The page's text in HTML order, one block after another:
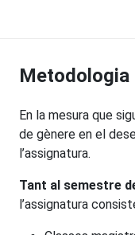
En la mesura que
de gènere en el
l’assignatura.
Tant al semestre
l’assignatura